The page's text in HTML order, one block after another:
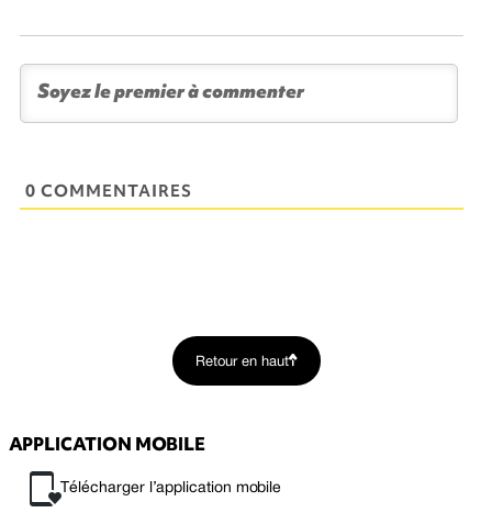
0 COMMENTAIRES
Retour en haut
APPLICATION MOBILE
Télécharger l’application mobile